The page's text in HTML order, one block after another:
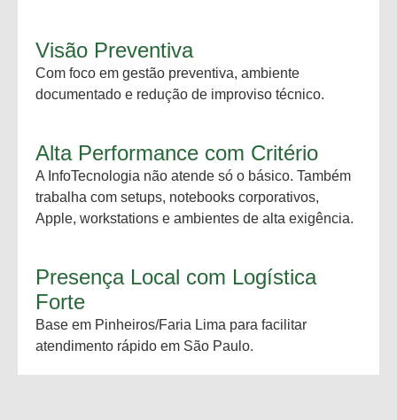
Visão Preventiva
Com foco em gestão preventiva, ambiente
documentado e redução de improviso técnico.
Alta Performance com Critério
A InfoTecnologia não atende só o básico. Também
trabalha com setups, notebooks corporativos,
Apple, workstations e ambientes de alta exigência.
Presença Local com Logística
Forte
Base em Pinheiros/Faria Lima para facilitar
atendimento rápido em São Paulo.